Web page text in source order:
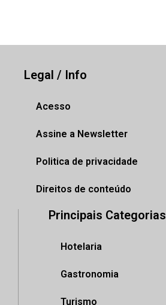
Legal / Info
Acesso
Assine a Newsletter
Politica de privacidade
Direitos de conteúdo
Principais Categorias
Hotelaria
Gastronomia
Turismo